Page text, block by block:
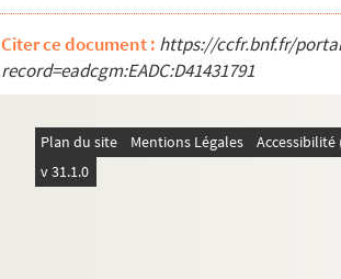
Citer ce document : https://ccfr.bnf.fr/
record=eadcgm:EADC:D41431791
Plan du site Mentions Légales
v 31.1.0